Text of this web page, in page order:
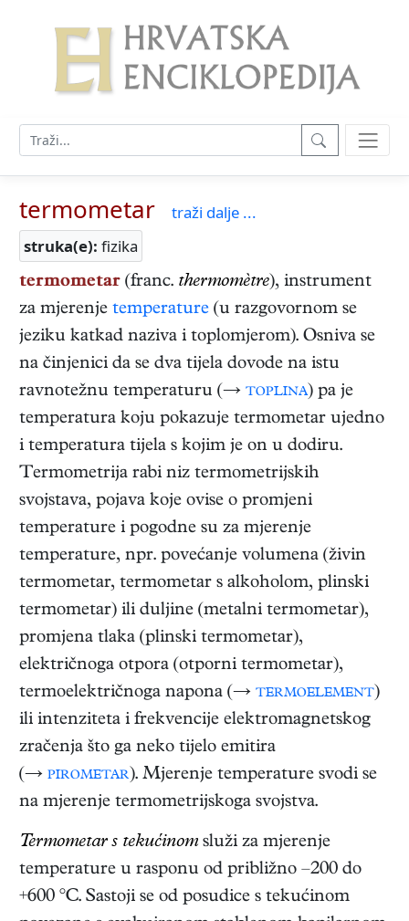
termometar
traži dalje ...
struka(e): fizika
termometar (franc. thermomètre), instrument
za mjerenje temperature (u razgovornom se
jeziku katkad naziva i toplomjerom). Osniva se
na činjenici da se dva tijela dovode na istu
ravnotežnu temperaturu (→ toplina) pa je
temperatura koju pokazuje termometar ujedno
i temperatura tijela s kojim je on u dodiru.
Termometrija rabi niz termometrijskih
svojstava, pojava koje ovise o promjeni
temperature i pogodne su za mjerenje
temperature, npr. povećanje volumena (živin
termometar, termometar s alkoholom, plinski
termometar) ili duljine (metalni termometar),
promjena tlaka (plinski termometar),
električnoga otpora (otporni termometar),
termoelektričnoga napona (→ termoelement)
ili intenziteta i frekvencije elektromagnetskog
zračenja što ga neko tijelo emitira
(→ pirometar). Mjerenje temperature svodi se
na mjerenje termometrijskoga svojstva.
Termometar s tekućinomsluži za mjerenje
temperature u rasponu od približno –200 do
+600 °C. Sastoji se od posudice s tekućinom